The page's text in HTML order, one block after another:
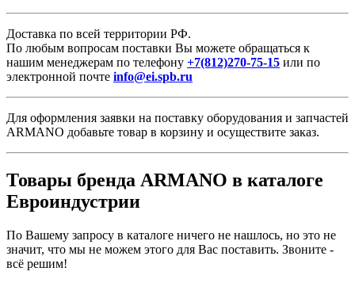
Доставка по всей территории РФ.
По любым вопросам поставки Вы можете обращаться к
нашим менеджерам по телефону +7(812)270-75-15 или по
электронной почте info@ei.spb.ru
Для оформления заявки на поставку оборудования и запчастей
ARMANO добавьте товар в корзину и осуществите заказ.
Товары бренда ARMANO в каталоге
Евроиндустрии
По Вашему запросу в каталоге ничего не нашлось, но это не
значит, что мы не можем этого для Вас поставить. Звоните -
всё решим!